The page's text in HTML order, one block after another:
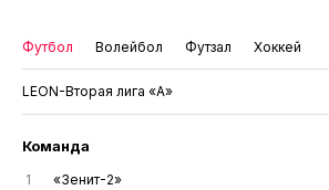
Футбол Волейбол Футзал Хоккей
LEON-Вторая лига «А»
Команда
1 «Зенит-2»